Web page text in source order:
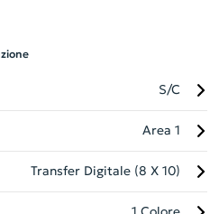
una spazzola per capelli in
che si adatta
e una pietra pomice per
aziendale di lusso che emana
S/C
Area 1
Transfer Digitale (8 X 10)